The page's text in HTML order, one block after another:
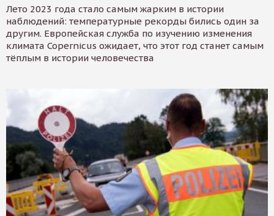
Лето 2023 года стало самым жарким в истории
наблюдений: температурные рекорды бились один за
другим. Европейская служба по изучению изменения
климата Copernicus ожидает, что этот год станет самым
тёплым в истории человечества